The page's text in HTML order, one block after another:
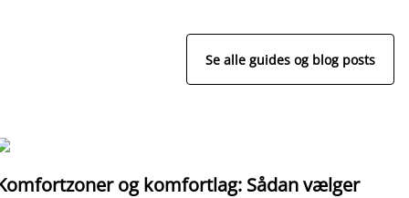
Se alle guides og blog posts
og komfortlag: Sådan vælger